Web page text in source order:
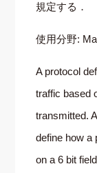
規定する．
使用分野:
A protocol
traffic based
transmitted.
define how a
on a 6 bit